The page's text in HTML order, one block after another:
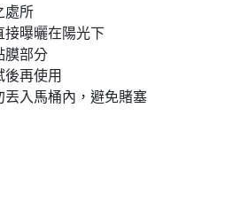
處所
接曝曬在陽光下
膜部分
後再使用
丟入馬桶內，避免賭塞